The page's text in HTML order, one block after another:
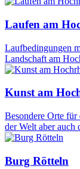
Laufen am
Laufbedingungen
Landschaft am
Kunst am
Besondere Orte
der Welt aber
Burg Rötteln